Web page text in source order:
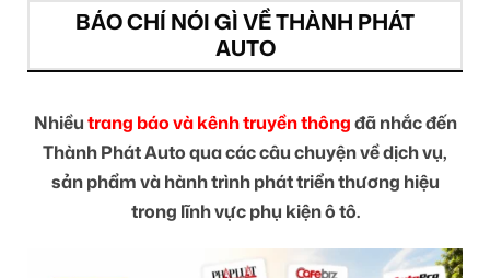
BÁO CHÍ NÓI GÌ VỀ THÀNH PHÁT
AUTO
Nhiềutrang báo và kênh truyền thôngđã nhắc đến
Thành Phát Auto qua các câu chuyện về dịch vụ,
sản phẩm và hành trình phát triển thương hiệu
trong lĩnh vực phụ kiện ô tô.